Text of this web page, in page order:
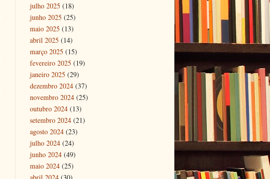
julho 2025 (18)
junho 2025 (25)
maio 2025 (13)
abril 2025 (14)
março 2025 (15)
fevereiro 2025 (19)
janeiro 2025 (29)
dezembro 2024 (37)
novembro 2024 (25)
outubro 2024 (13)
setembro 2024 (21)
agosto 2024 (23)
julho 2024 (24)
junho 2024 (49)
maio 2024 (25)
abril 2024 (30)